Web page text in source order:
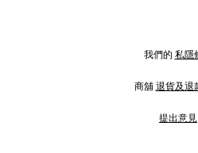
我們的 私隱
商舖 退貨及退
提出意見